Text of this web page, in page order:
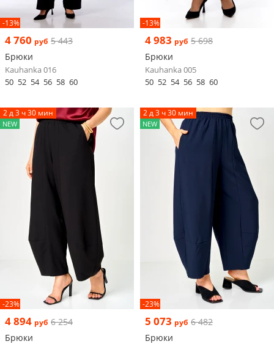
-13%
4 760 руб 5 443
Брюки
Kauhanka 016
50 52 54 56 58 60
-13%
4 983 руб 5 698
Брюки
Kauhanka 005
50 52 54 56 58 60
2 д 3 ч 30 мин
NEW
-23%
4 894 руб 6 254
Брюки
2 д 3 ч 30 мин
NEW
-23%
5 073 руб 6 482
Брюки